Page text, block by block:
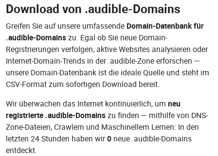
Download von .audible-Domains
Greifen Sie auf unsere umfassende Domain-Datenbank für
.audible-Domainszu. Egal ob Sie neue Domain-
Registrierungen verfolgen, aktive Websites analysieren oder
Internet-Domain-Trends in der .audible-Zone erforschen —
unsere Domain-Datenbank ist die ideale Quelle und steht im
CSV-Format zum sofortigen Download bereit.
Wir überwachen das Internet kontinuierlich, um neu
registrierte .audible-Domainszu finden — mithilfe von DNS-
Zone-Dateien, Crawlern und Maschinellem Lernen: In den
letzten 24 Stunden haben wir0 neue .audible-Domains
entdeckt.